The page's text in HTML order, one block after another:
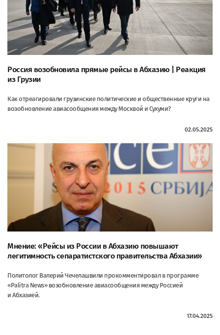
Россия возобновила прямые рейсы в Абхазию | Реакция
из Грузии
Как отреагировали грузинские политические и общественные круги на
возобновление авиасообщения между Москвой и Сухуми?
02.05.2025
Мнение: «Рейсы из России в Абхазию повышают
легитимность сепаратистского правительства Абхазии»
Политолог Валерий Чечелашвили прокомментировал в программе
«Palitra News» возобновление авиасообщения между Россией
и Абхазией.
17.04.2025